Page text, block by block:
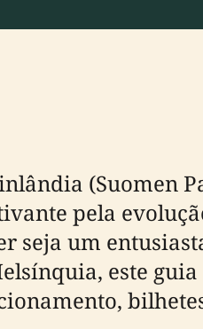
(Suomen
pela
seja um
este